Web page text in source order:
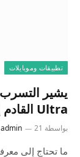
تطبيقات وموبايلات
Ultra القادم إلى مواصفات رائعة
بواسطة admin 21 يوليو، 2023